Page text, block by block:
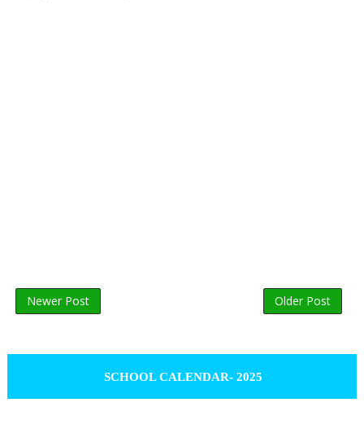
Newer Post Older Post
SCHOOL CALENDAR- 2025